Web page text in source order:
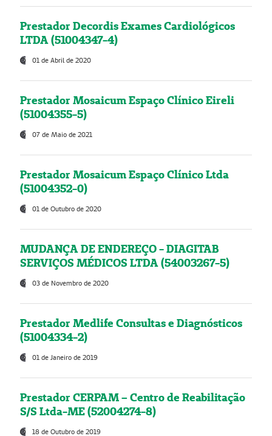
Prestador Decordis Exames Cardiológicos
LTDA (51004347-4)
01 de Abril de 2020
Prestador Mosaicum Espaço Clínico Eireli
(51004355-5)
07 de Maio de 2021
Prestador Mosaicum Espaço Clínico Ltda
(51004352-0)
01 de Outubro de 2020
MUDANÇA DE ENDEREÇO - DIAGITAB
SERVIÇOS MÉDICOS LTDA (54003267-5)
03 de Novembro de 2020
Prestador Medlife Consultas e Diagnósticos
(51004334-2)
01 de Janeiro de 2019
Prestador CERPAM – Centro de Reabilitação
S/S Ltda-ME (52004274-8)
18 de Outubro de 2019